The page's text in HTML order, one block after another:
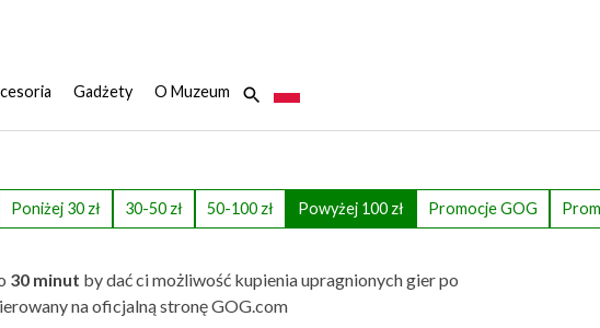
Gadżety O Muzeum
Poniżej 30 zł 30-50 zł 50-100 zł Powyżej 100 zł Promocje GOG
30 minut by dać ci możliwość kupienia upragnionych gier po
na oficjalną stronę GOG.com